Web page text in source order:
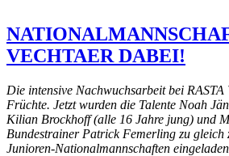
VECHTAER DABEI!
Die intensive Nachwuchsarbeit bei RASTA
Früchte. Jetzt wurden die Talente Noah
Kilian Brockhoff (alle 16 Jahre jung) und
Bundestrainer Patrick Femerling zu gleich
Junioren-Nationalmannschaften